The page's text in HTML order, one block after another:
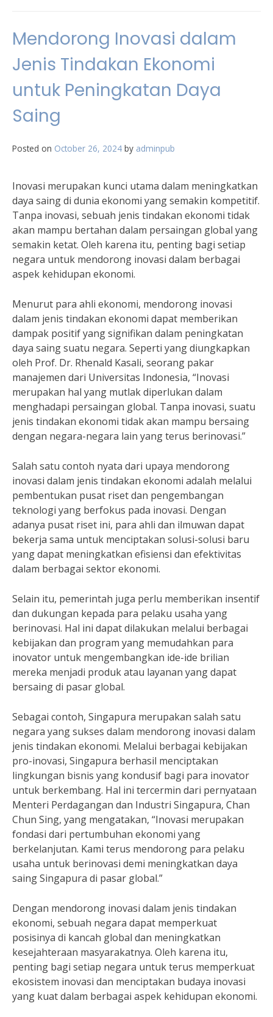
Mendorong Inovasi dalam
Jenis Tindakan Ekonomi
untuk Peningkatan Daya
Saing
Posted on October 26, 2024 by adminpub
Inovasi merupakan kunci utama dalam meningkatkan
daya saing di dunia ekonomi yang semakin kompetitif.
Tanpa inovasi, sebuah jenis tindakan ekonomi tidak
akan mampu bertahan dalam persaingan global yang
semakin ketat. Oleh karena itu, penting bagi setiap
negara untuk mendorong inovasi dalam berbagai
aspek kehidupan ekonomi.
Menurut para ahli ekonomi, mendorong inovasi
dalam jenis tindakan ekonomi dapat memberikan
dampak positif yang signifikan dalam peningkatan
daya saing suatu negara. Seperti yang diungkapkan
oleh Prof. Dr. Rhenald Kasali, seorang pakar
manajemen dari Universitas Indonesia, “Inovasi
merupakan hal yang mutlak diperlukan dalam
menghadapi persaingan global. Tanpa inovasi, suatu
jenis tindakan ekonomi tidak akan mampu bersaing
dengan negara-negara lain yang terus berinovasi.”
Salah satu contoh nyata dari upaya mendorong
inovasi dalam jenis tindakan ekonomi adalah melalui
pembentukan pusat riset dan pengembangan
teknologi yang berfokus pada inovasi. Dengan
adanya pusat riset ini, para ahli dan ilmuwan dapat
bekerja sama untuk menciptakan solusi-solusi baru
yang dapat meningkatkan efisiensi dan efektivitas
dalam berbagai sektor ekonomi.
Selain itu, pemerintah juga perlu memberikan insentif
dan dukungan kepada para pelaku usaha yang
berinovasi. Hal ini dapat dilakukan melalui berbagai
kebijakan dan program yang memudahkan para
inovator untuk mengembangkan ide-ide brilian
mereka menjadi produk atau layanan yang dapat
bersaing di pasar global.
Sebagai contoh, Singapura merupakan salah satu
negara yang sukses dalam mendorong inovasi dalam
jenis tindakan ekonomi. Melalui berbagai kebijakan
pro-inovasi, Singapura berhasil menciptakan
lingkungan bisnis yang kondusif bagi para inovator
untuk berkembang. Hal ini tercermin dari pernyataan
Menteri Perdagangan dan Industri Singapura, Chan
Chun Sing, yang mengatakan, “Inovasi merupakan
fondasi dari pertumbuhan ekonomi yang
berkelanjutan. Kami terus mendorong para pelaku
usaha untuk berinovasi demi meningkatkan daya
saing Singapura di pasar global.”
Dengan mendorong inovasi dalam jenis tindakan
ekonomi, sebuah negara dapat memperkuat
posisinya di kancah global dan meningkatkan
kesejahteraan masyarakatnya. Oleh karena itu,
penting bagi setiap negara untuk terus memperkuat
ekosistem inovasi dan menciptakan budaya inovasi
yang kuat dalam berbagai aspek kehidupan ekonomi.